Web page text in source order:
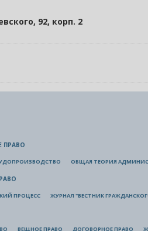
92, корп. 2
ПРАВО
ОБЩАЯ ТЕОРИЯ
ПРОЦЕСС ЖУРНАЛ "ВЕСТНИК
ВЕЩНОЕ ПРАВО ДОГОВОРНОЕ ПРАВО